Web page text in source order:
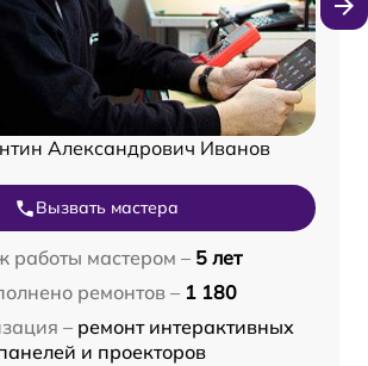
Александрович Иванов
Вызвать мастера
работы мастером – 5 лет
ремонтов – 1 180
– ремонт интерактивных
и проекторов